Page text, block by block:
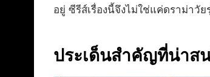
อยู่ ซีรีส์เรื่องนี้จึงไม่ใช่แค่ดราม่าวั
ประเด็นสำคัญที่น่าส